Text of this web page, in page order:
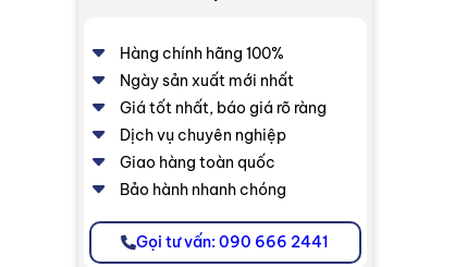
Hàng chính hãng 100%
Ngày sản xuất mới nhất
Giá tốt nhất, báo giá rõ ràng
Dịch vụ chuyên nghiệp
Giao hàng toàn quốc
Bảo hành nhanh chóng
Gọi tư vấn: 090 666 2441